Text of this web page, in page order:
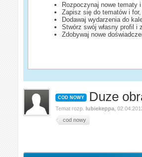
Rozpoczynaj nowe tematy
Zapisz się do tematów i
Dodawaj wydarzenia do
Stwórz swój własny profil i
Zdobywaj nowe
COD NOWY Duze
Temat rozp. lubiekeppa ,
cod nowy